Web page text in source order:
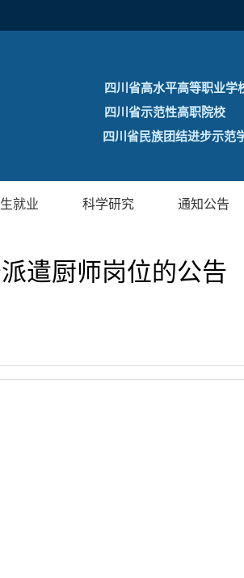
四川省高水平高等职业学
四川省示范性高职院校
四川省民族团结进步示范
就业 科学研究 通知公告
遣厨师岗位的公告